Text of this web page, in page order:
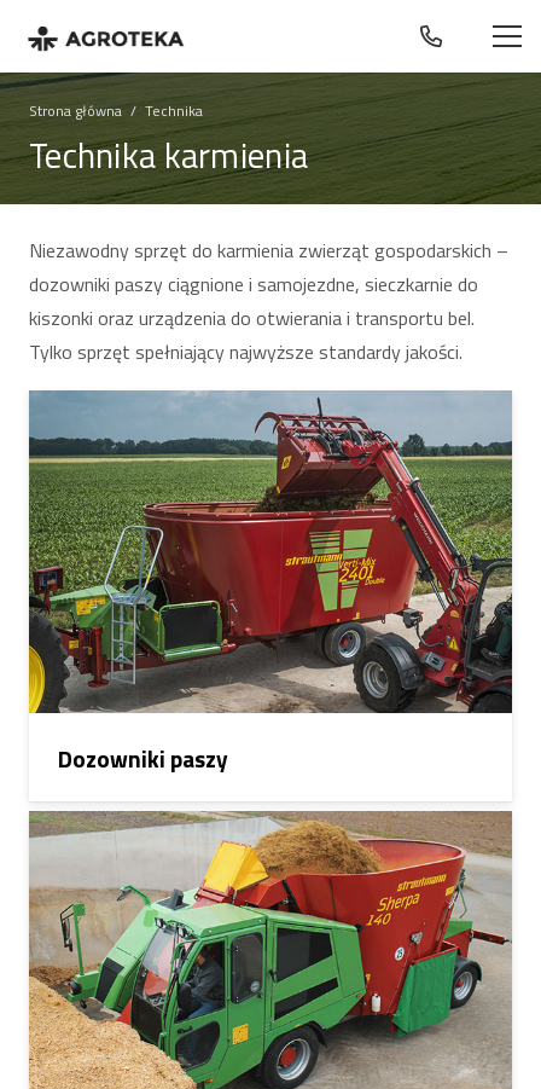
Strona główna / Technika
Technika karmienia
Niezawodny sprzęt do karmienia zwierząt gospodarskich –
dozowniki paszy ciągnione i samojezdne, sieczkarnie do
kiszonki oraz urządzenia do otwierania i transportu bel.
Tylko sprzęt spełniający najwyższe standardy jakości.
Dozowniki paszy